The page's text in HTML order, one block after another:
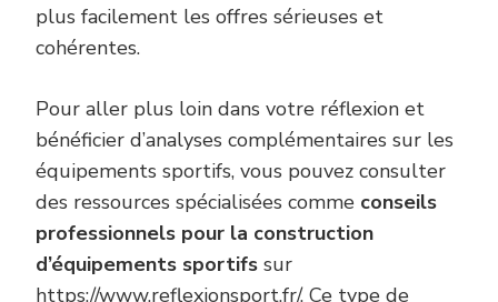
plus facilement les offres sérieuses et
cohérentes.
Pour aller plus loin dans votre réflexion et
bénéficier d’analyses complémentaires sur les
équipements sportifs, vous pouvez consulter
des ressources spécialisées comme conseils
professionnels pour la construction
d’équipements sportifs sur
https://www.reflexionsport.fr/. Ce type de